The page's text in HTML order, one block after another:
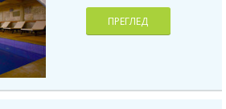
ПРЕГЛЕД